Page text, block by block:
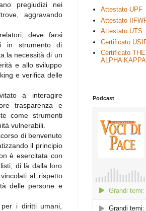
pregiudizi nei
aggravando
deve farsi
in strumento di
la necessità di un
e allo sviluppo
e verifica delle
a interagire
trasparenza e
come strumenti
vulnerabili.
di benvenuto
il principio
è esercitata con
di là dalla loro
al rispetto
delle persone e
i diritti umani,
Attestato UPF
Attestato
Attestato UTS
Certificato
Certificato
ALPHA KAPPA
Podcast